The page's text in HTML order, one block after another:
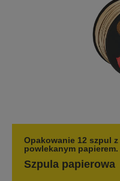
Opakowanie 12 szpul
powlekanym papierem.
Szpula papierowa